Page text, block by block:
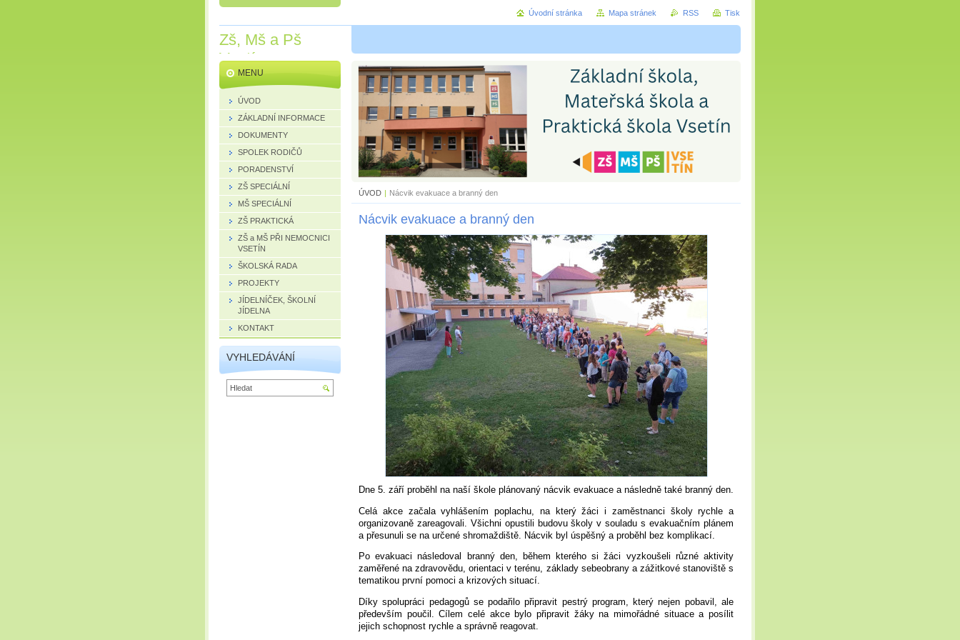
Zš, Mš a Pš
Vsetín
ÚVOD | Nácvik evakuace a branný den
Nácvik evakuace a branný den
Dne 5. září proběhl na naší škole plánovaný nácvik evakuace a následně také branný den.
Celá akce začala vyhlášením poplachu, na který žáci i zaměstnanci školy rychle a
organizovaně zareagovali. Všichni opustili budovu školy v souladu s evakuačním plánem
a přesunuli se na určené shromaždiště. Nácvik byl úspěšný a proběhl bez komplikací.
Po evakuaci následoval branný den, během kterého si žáci vyzkoušeli různé aktivity
zaměřené na zdravovědu, orientaci v terénu, základy sebeobrany a zážitkové stanoviště s
tematikou první pomoci a krizových situací.
Díky spolupráci pedagogů se podařilo připravit pestrý program, který nejen pobavil, ale
především poučil. Cílem celé akce bylo připravit žáky na mimořádné situace a posílit
jejich schopnost rychle a správně reagovat.
MENU
ÚVOD
ZÁKLADNÍ INFORMACE
DOKUMENTY
SPOLEK RODIČŮ
PORADENSTVÍ
ZŠ SPECIÁLNÍ
MŠ SPECIÁLNÍ
ZŠ PRAKTICKÁ
ZŠ a MŠ PŘI NEMOCNICI
VSETÍN
ŠKOLSKÁ RADA
PROJEKTY
JÍDELNÍČEK, ŠKOLNÍ
JÍDELNA
KONTAKT
VYHLEDÁVÁNÍ
Úvodní stránka Mapa stránek RSS Tisk